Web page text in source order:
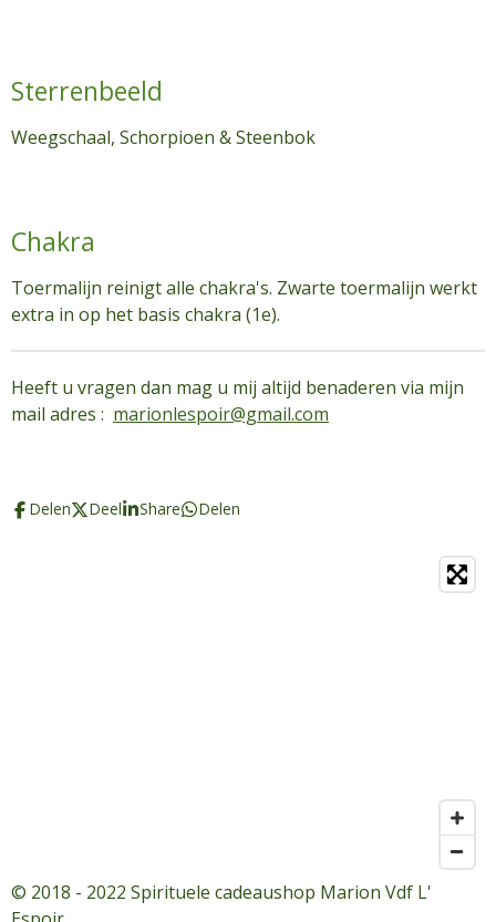
Sterrenbeeld
Weegschaal, Schorpioen & Steenbok
Chakra
Toermalijn reinigt alle chakra's. Zwarte toermalijn werkt
extra in op het basis chakra (1e).
Heeft u vragen dan mag u mij altijd benaderen via mijn
mail adres : marionlespoir@gmail.com
Delen Deel Share Delen
© 2018 - 2022 Spirituele cadeaushop Marion Vdf L'